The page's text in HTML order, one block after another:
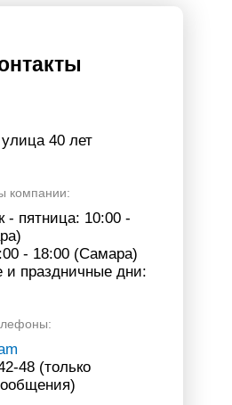
40 лет
компании:
- пятница: 10:00 -
- 18:00 (Самара)
и праздничные дни:
48 (только